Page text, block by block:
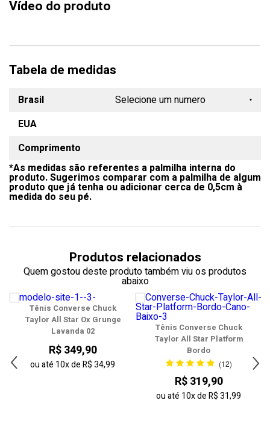
Vídeo do produto
Tabela de medidas
Brasil
EUA
Comprimento
*As medidas são referentes a palmilha interna do
produto. Sugerimos comparar com a palmilha de algum
produto que já tenha ou adicionar cerca de 0,5cm à
medida do seu pé.
Selecione um numero
35
39
41
Produtos relacionados
Quem gostou deste produto também viu os produtos
abaixo
Tênis Converse Chuck
Taylor All Star Ox Grunge
Lavanda 02
R$ 349,90
ou até 10xdeR$ 34,99
Tênis Converse Chuck
Taylor All Star Platform
Bordo
(12)
R$ 319,90
ou até 10xdeR$ 31,99